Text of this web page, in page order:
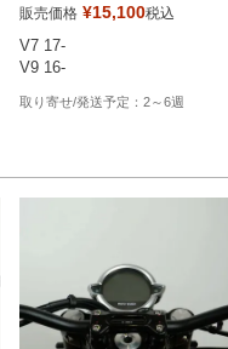
販売価格 ¥15,100税込
V7 17-
V9 16-
2～6週